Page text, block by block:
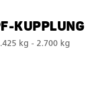
KUPPLUNG
kg - 2.700 kg